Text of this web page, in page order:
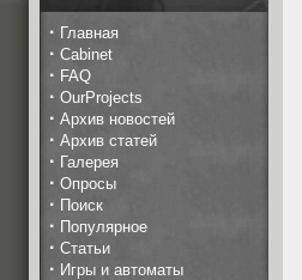
· Главная
· Cabinet
· FAQ
· OurProjects
· Архив новостей
· Архив статей
· Галерея
· Опросы
· Поиск
· Популярное
· Статьи
· Игры и автоматы